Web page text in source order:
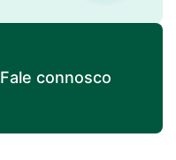
Fale connosco